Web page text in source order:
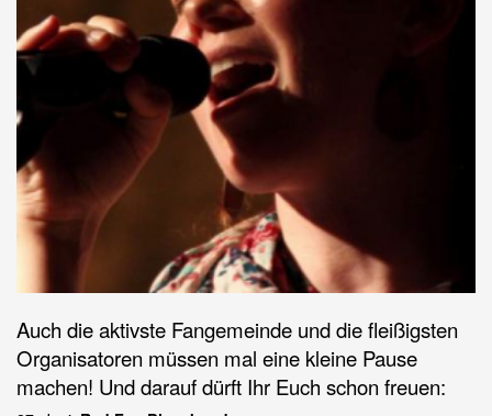
Auch die aktivste Fangemeinde und die fleißigsten
Organisatoren müssen mal eine kleine Pause
machen! Und darauf dürft Ihr Euch schon freuen: